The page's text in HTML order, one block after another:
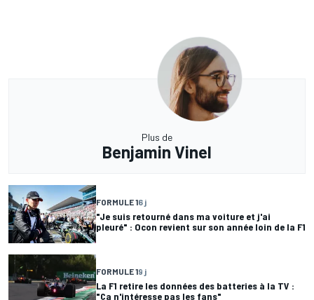
Plus de
Benjamin Vinel
FORMULE 16 j
"Je suis retourné dans ma voiture et j'ai
pleuré" : Ocon revient sur son année loin de la F1
FORMULE 19 j
La F1 retire les données des batteries à la TV :
"Ça n'intéresse pas les fans"